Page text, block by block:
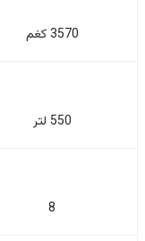
3570 كغم
550 لتر
8